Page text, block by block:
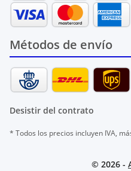
Métodos de envío
Desistir del contrato
* Todos los precios incluyen IVA,
© 2026 -